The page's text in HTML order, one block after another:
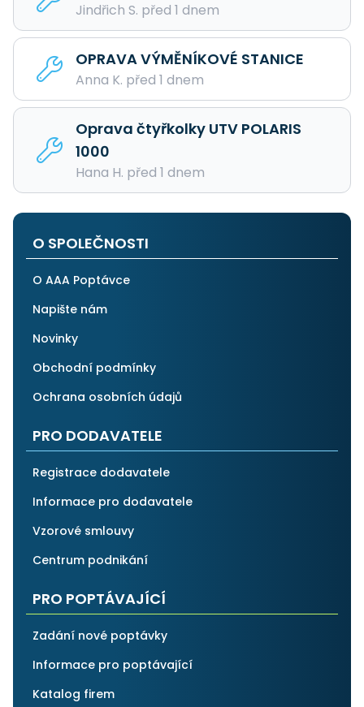
Jindřich S. před 1 dnem
OPRAVA VÝMĚNÍKOVÉ STANICE
Anna K. před 1 dnem
Oprava čtyřkolky UTV POLARIS
1000
Hana H. před 1 dnem
O SPOLEČNOSTI
O AAA Poptávce
Napište nám
Novinky
Obchodní podmínky
Ochrana osobních údajů
PRO DODAVATELE
Registrace dodavatele
Informace pro dodavatele
Vzorové smlouvy
Centrum podnikání
PRO POPTÁVAJÍCÍ
Zadání nové poptávky
Informace pro poptávající
Katalog firem